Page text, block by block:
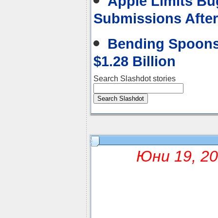
Submissions
Bending
$1.28 Billion
Search Slashdot stories
Юни 19,